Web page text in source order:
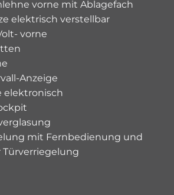
vorne mit Ablagefach
elektrisch verstellbar
vorne
Anzeige
elektronisch
mit Fernbedienung und